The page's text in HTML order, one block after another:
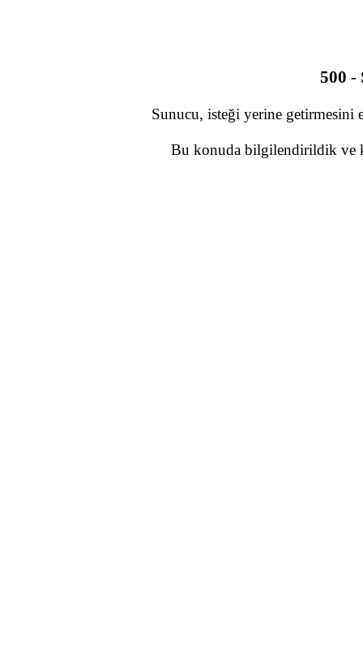
500 -
Sunucu, isteği yerine getirmesini
Bu konuda bilgilendirildik ve